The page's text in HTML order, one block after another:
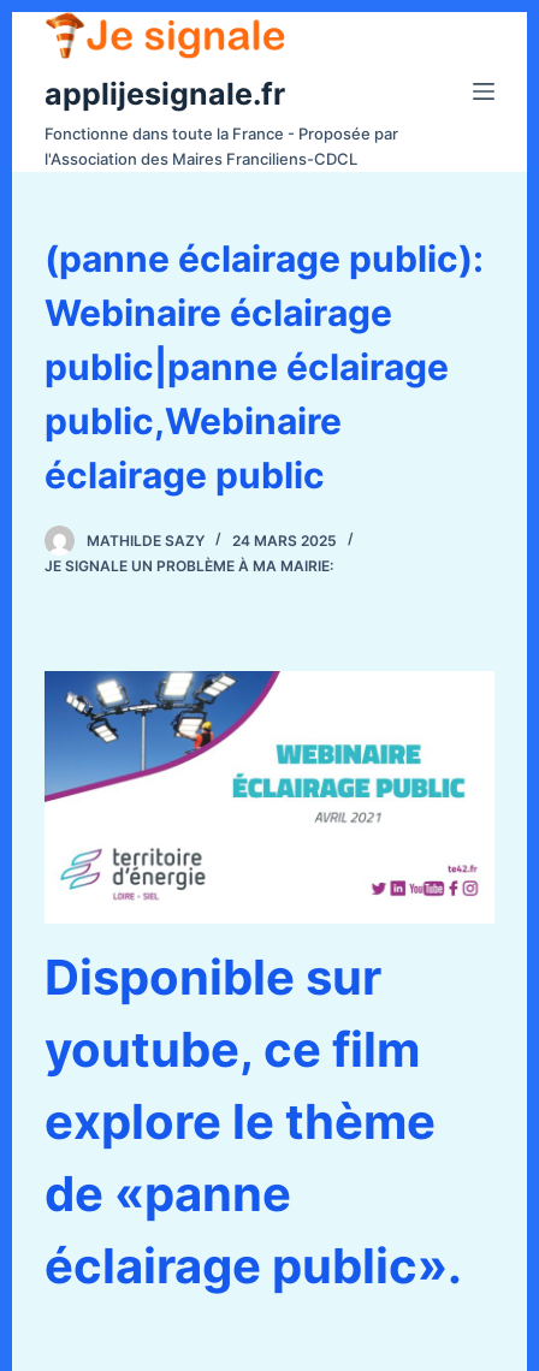
applijesignale.fr
Fonctionne dans toute la France - Proposée par
l'Association des Maires Franciliens-CDCL
(panne éclairage public):
Webinaire éclairage
public|panne éclairage
public,Webinaire
éclairage public
MATHILDE SAZY
24 MARS 2025
JE SIGNALE UN PROBLÈME À MA MAIRIE:
Disponible sur
youtube, ce film
explore le thème
de «panne
éclairage public».